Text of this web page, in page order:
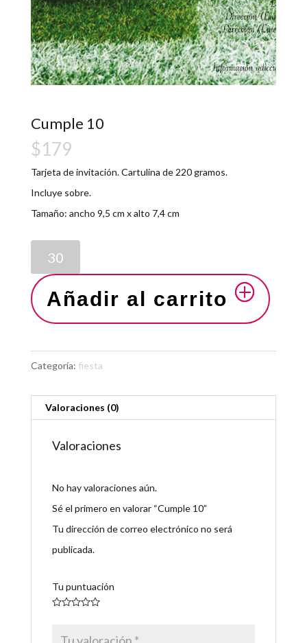
Cumple 10
$179
Tarjeta de invitación. Cartulina de 220 gramos.
Incluye sobre.
Tamaño: ancho 9,5 cm x alto 7,4 cm
Añadir al carrito
Categoría: fiesta
Valoraciones (0)
Valoraciones
No hay valoraciones aún.
Sé el primero en valorar “Cumple 10”
Tu dirección de correo electrónico no será
publicada.
Tu puntuación